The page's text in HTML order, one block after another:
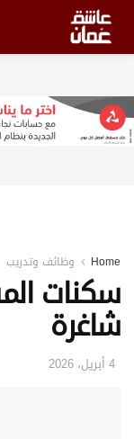
Home وظائف وتدريب
سكنات
شاغرة
4 أبريل، 2026